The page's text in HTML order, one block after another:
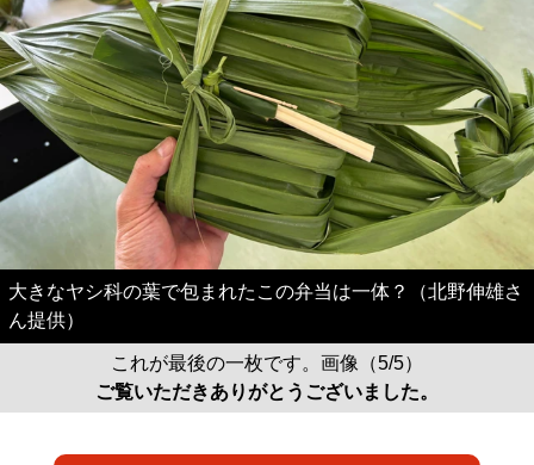
大きなヤシ科の葉で包まれたこの弁当は一体？（北野伸雄さ
ん提供）
これが最後の一枚です。画像（5/5）
ご覧いただきありがとうございました。